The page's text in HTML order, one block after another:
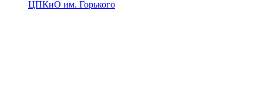
ЦПКиО им. Горького